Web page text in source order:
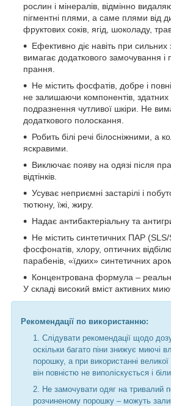
рослин і мінералів, відмінно
пігментні плями, а саме плями від
фруктових соків, ягід, шоколаду,
Ефективно діє навіть при
вимагає додаткового замочування і
прання.
Не містить фосфатів, добре і
не залишаючи компонентів, здатних
подразнення чутливої шкіри. Не
додаткового полоскання.
Робить білі речі білосніжними, а
яскравими.
Виключає появу на одязі після
відтінків.
Усуває неприємні застарілі і
тютюну, їжі, жиру.
Надає антибактеріальну та
Не містить синтетичних ПАР
фосфонатів, хлору, оптичних
парабенів, «їдких» синтетичних
Концентрована формула –
У складі високий вміст активних
Рекомендації по використанню:
Слідувати рекомендації щодо
оскільки багато піни знижує миючі
порошку, а при використанні великої
він повністю не виполіскується і
Не замочувати одяг на тривалий
розчиненому порошку – можуть